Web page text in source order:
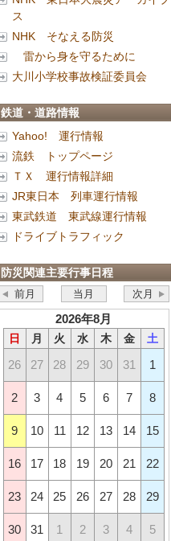
ス
NHK そなえる防災
雷から身を守るために
大川小学校事故検証委員会
鉄道・道路情報
Yahoo! 運行情報
流鉄 トップページ
ＴＸ 運行情報詳細
JR東日本 列車運行情報
東武鉄道 東武線運行情報
ドライブトラフィック
防災関連主要行事日程
前月 当月 次月
2026年8月
日 月 火 水 木 金 土
26 27 28 29 30 31 1
2 3 4 5 6 7 8
9 10 11 12 13 14 15
16 17 18 19 20 21 22
23 24 25 26 27 28 29
30 31 1 2 3 4 5